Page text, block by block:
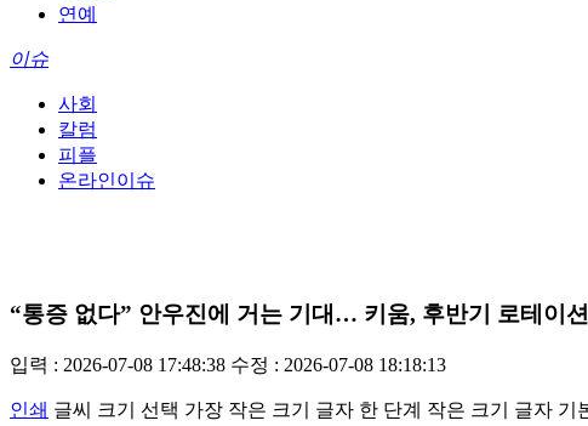
연예
이슈
사회
칼럼
피플
온라인이슈
“통증 없다” 안우진에 거는 기대… 키움, 후반기 로테이
입력 : 2026-07-08 17:48:38 수정 : 2026-07-08 18:18:13
인쇄 글씨 크기 선택 가장 작은 크기 글자 한 단계 작은 크기 글자 기